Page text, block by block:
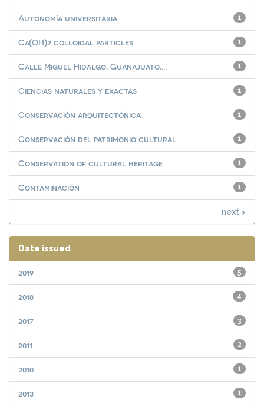
1
Autonomía universitaria
1
Ca(OH)2 colloidal particles
1
Calle Miguel Hidalgo, Guanajuato,...
1
Ciencias naturales y exactas
1
Conservación arquitectónica
1
Conservación del patrimonio cultural
1
Conservation of cultural heritage
1
Contaminación
next >
Date issued
5
2019
4
2018
3
2017
2
2011
1
2010
1
2013